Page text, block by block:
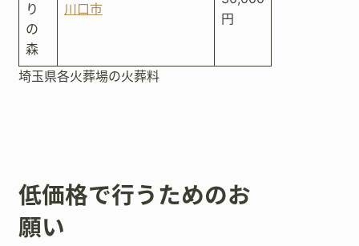
り
の
森
川口市
円
埼玉県各火葬場の火葬料
低価格で行うためのお
願い